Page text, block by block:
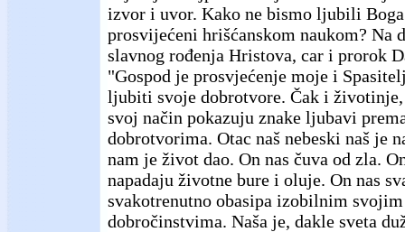
izvor i uvor. Kako ne bismo ljubili
prosvijećeni hrišćanskom naukom? Na
slavnog rođenja Hristova, car i prorok
"Gospod je prosvjećenje moje i
ljubiti svoje dobrotvore. Čak i
svoj način pokazuju znake ljubavi
dobrotvorima. Otac naš nebeski naš je
nam je život dao. On nas čuva od zla.
napadaju životne bure i oluje. On nas
svakotrenutno obasipa izobilnim
dobročinstvima. Naša je, dakle sveta